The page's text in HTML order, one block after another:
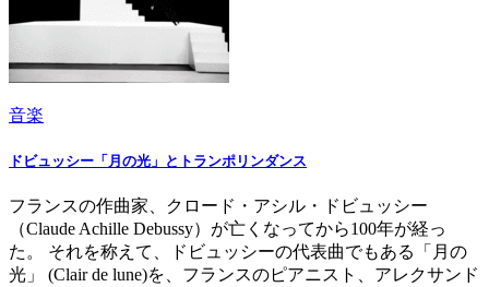
音楽
ドビュッシー「月の光」とトランポリンダンス
フランスの作曲家、クロード・アシル・ドビュッシー
（Claude Achille Debussy）が亡くなってから100年が経っ
た。 それを称えて、ドビュッシーの代表曲でもある「月の
光」 (Clair de lune)を、フランスのピアニスト、アレクサンド